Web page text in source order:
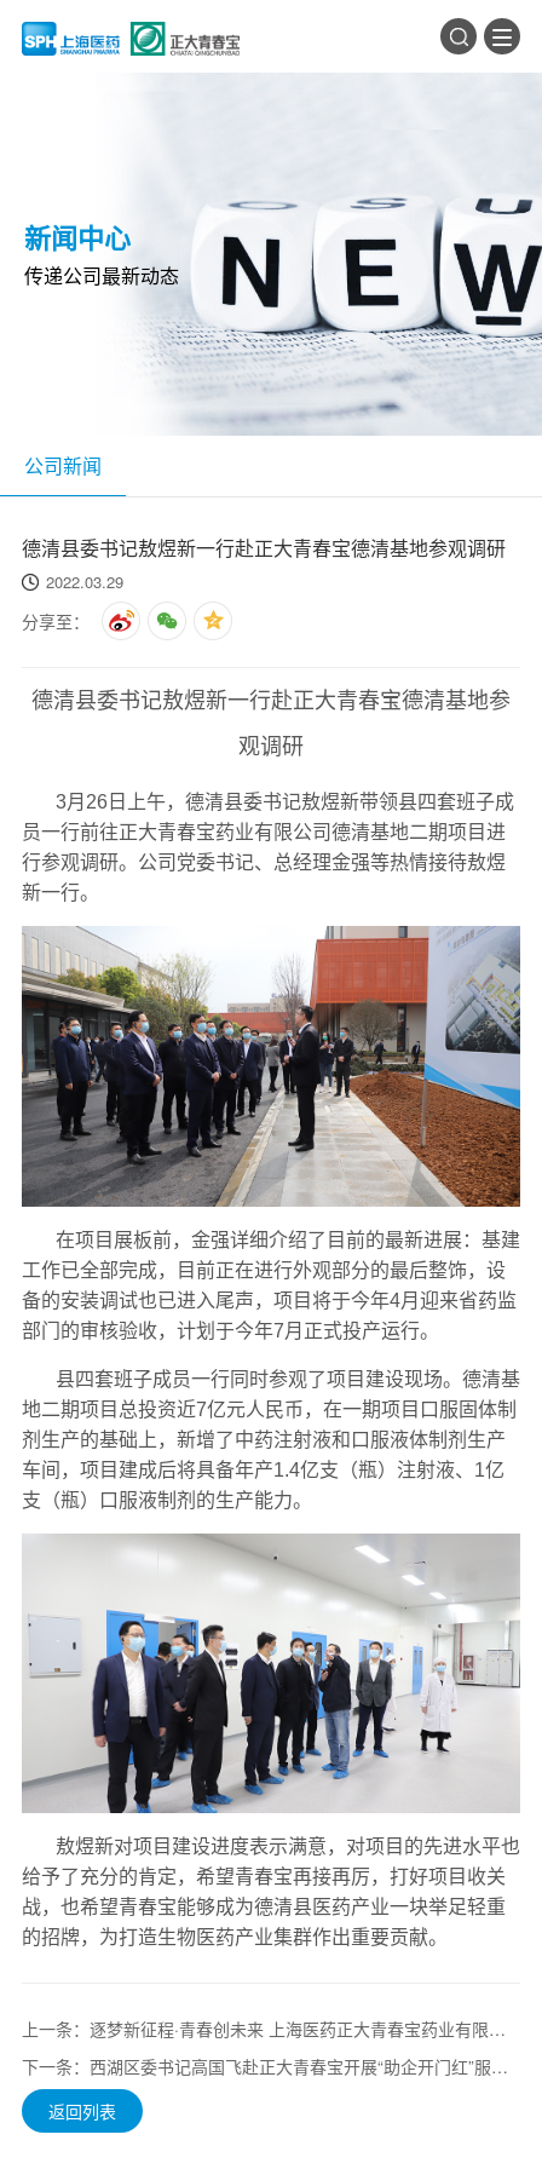
新闻中心
传递公司最新动态
公司新闻
德清县委书记敖煜新一行赴正大青春宝德清基地参观调研
2022.03.29
分享至：
德清县委书记敖煜新一行赴正大青春宝德清基地参
观调研
3月26日上午，德清县委书记敖煜新带领县四套班子成
员一行前往正大青春宝药业有限公司德清基地二期项目进
行参观调研。公司党委书记、总经理金强等热情接待敖煜
新一行。
在项目展板前，金强详细介绍了目前的最新进展：基建
工作已全部完成，目前正在进行外观部分的最后整饰，设
备的安装调试也已进入尾声，项目将于今年4月迎来省药监
部门的审核验收，计划于今年7月正式投产运行。
县四套班子成员一行同时参观了项目建设现场。德清基
地二期项目总投资近7亿元人民币，在一期项目口服固体制
剂生产的基础上，新增了中药注射液和口服液体制剂生产
车间，项目建成后将具备年产1.4亿支（瓶）注射液、1亿
支（瓶）口服液制剂的生产能力。
敖煜新对项目建设进度表示满意，对项目的先进水平也
给予了充分的肯定，希望青春宝再接再厉，打好项目收关
战，也希望青春宝能够成为德清县医药产业一块举足轻重
的招牌，为打造生物医药产业集群作出重要贡献。
上一条：逐梦新征程·青春创未来 上海医药正大青春宝药业有限公司乔迁大吉
下一条：西湖区委书记高国飞赴正大青春宝开展“助企开门红”服务活动
返回列表